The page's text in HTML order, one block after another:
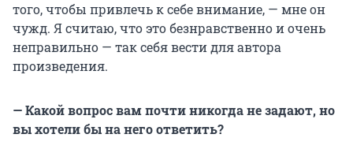
того, чтобы привлечь к себе внимание, — мне он
чужд. Я считаю, что это безнравственно и очень
неправильно — так себя вести для автора
произведения.
— Какой вопрос вам почти никогда не задают, но
вы хотели бы на него ответить?